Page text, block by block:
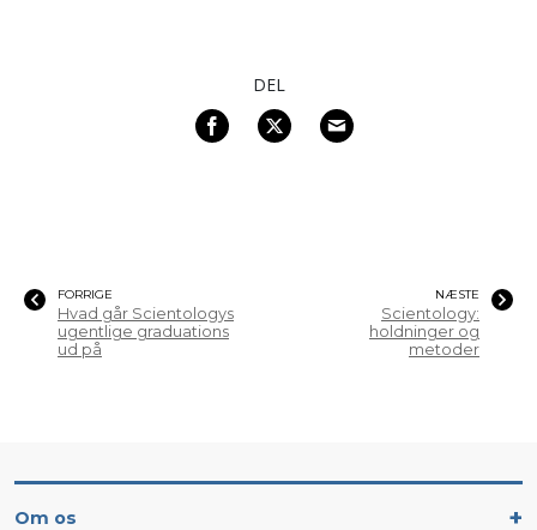
DEL
FORRIGE
Hvad går Scientologys
ugentlige graduations
ud på
NÆSTE
Scientology:
holdninger og
metoder
Om os